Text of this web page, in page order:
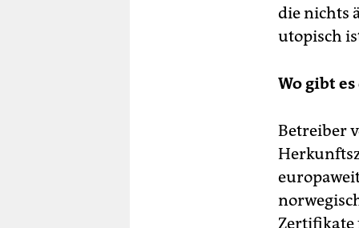
die nichts
utopisch
Wo gibt
Betreiber
Zertifikate